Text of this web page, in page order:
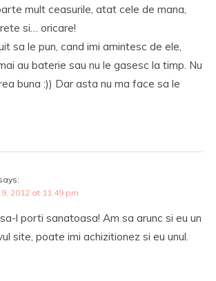
mult ceasurile, atat cele de mana,
si… oricare!
sa le pun, cand imi amintesc de ele,
au baterie sau nu le gasesc la timp. Nu
buna :)) Dar asta nu ma face sa le
2012 at 11:49 pm
l porti sanatoasa! Am sa arunc si eu un
site, poate imi achizitionez si eu unul.